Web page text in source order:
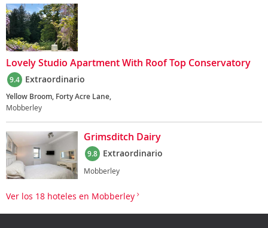
Lovely Studio Apartment With Roof Top Conservatory
9.4 Extraordinario
Yellow Broom, Forty Acre Lane,
Mobberley
Grimsditch Dairy
9.8 Extraordinario
Mobberley
Ver los 18 hoteles en Mobberley